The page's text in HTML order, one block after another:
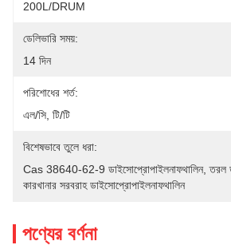
200L/DRUM
ডেলিভারি সময়:
14 দিন
পরিশোধের শর্ত:
এল/সি, টি/টি
বিশেষভাবে তুলে ধরা:
Cas 38640-62-9 ডাইসোপ্রোপাইলনাফথালিন, তরল
কারখানার সরবরাহ ডাইসোপ্রোপাইলনাফথালিন
পণ্যের বর্ণনা